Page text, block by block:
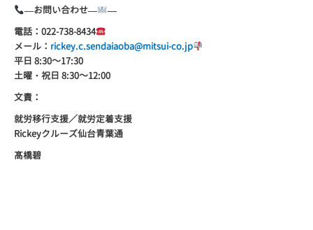
—お問い合わせ—
—
電話： 022-738-8434
メール： rickey.c.sendaiaoba@mitsui-co.jp
平日 8:30～17:30
土曜・祝日 8:30～12:00
文責：
就労移行支援／就労定着支援
Rickeyクルーズ仙台青葉通
髙橋碧